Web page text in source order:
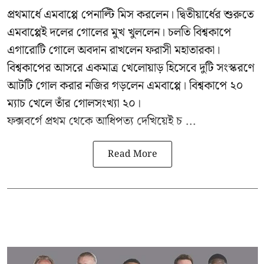
প্রথমার্ধে এমবাপ্পে পেনাল্টি মিস করলেন। দ্বিতীয়ার্ধের শুরুতে
এমবাপ্পেই দলের গোলের মুখ খুললেন। চলতি বিশ্বকাপে
এগারোটি গোলে অবদান রাখলেন ফরাসী মহাতারকা।
বিশ্বকাপের আসরে একমাত্র খেলোয়াড় হিসেবে দুটি সংস্করণে
আটটি গোল করারনজির গড়লেন এমবাপ্পে। বিশ্বকাপে ২০
ম্যাচ খেলে তাঁর গোলসংখ্যা ২০।
ফক্সবর্গে প্রথম থেকে আধিপত্য দেখিয়েই চ ...
Read More